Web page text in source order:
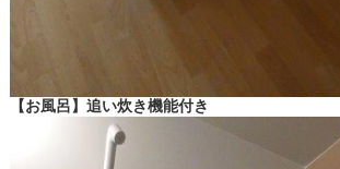
【お風呂】追い炊き機能付き